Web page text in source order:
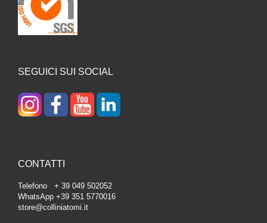
SEGUICI SUI SOCIAL
CONTATTI
Telefono + 39 049 502052
WhatsApp +39 351 5770016
store@colliniatomi.it